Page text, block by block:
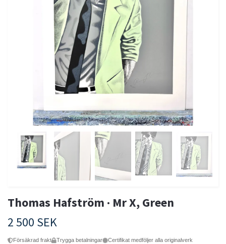
Thomas Hafström · Mr X, Green
2 500 SEK
Försäkrad frakt Trygga betalningar
Certifikat medföljer alla originalverk